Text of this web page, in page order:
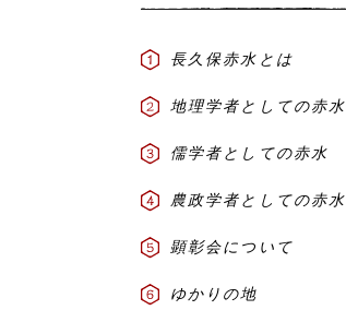
長久保赤水とは
地理学者としての赤水
儒学者としての赤水
農政学者としての赤水
顕彰会について
ゆかりの地